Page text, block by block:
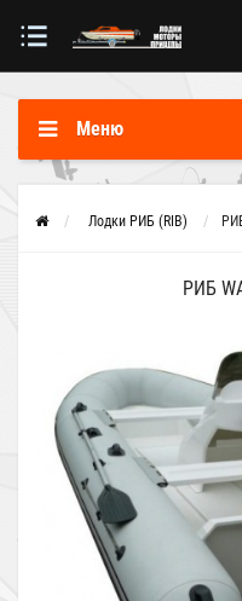
Меню
Лодки РИБ (RIB)
РИБ